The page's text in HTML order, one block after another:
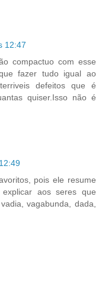
12:47
compactuo com esse
fazer tudo igual ao
defeitos que é
quiser.Isso não é
pois ele resume
aos seres que
vagabunda, dada,